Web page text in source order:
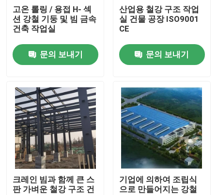
우리에 대하여
공장 여행
품질 관리
인용문을 요구하세요
철골 구조물 저장소
철골 구조물 워크샵
가벼운 철골 구조물
고온 롤링 / 용접 H- 섹
션 강철 기둥 및 빔 금속
건축 작업실
문의 보내기
산업용 철강 구조 작업
실 건물 공장 ISO9001
CE
문의 보내기
크레인 빔과 함께 큰 스
판 가벼운 철강 구조 건
기업에 의하여 조립식
으로 만들어지는 강철